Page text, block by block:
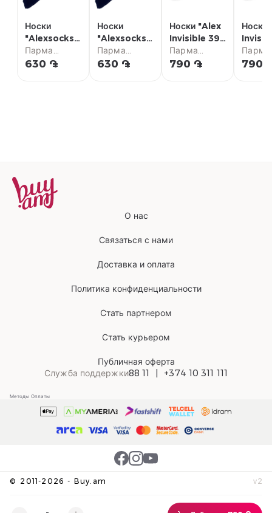
Носки
"Alexsocks
family 39-
40" синие
Парма
супермаркет
630 ֏
Носки
"Alexsocks
family 41-
42" синие
Парма
супермаркет
630 ֏
Носки "Alex
Invisible 39-
42" белые
Парма
супермаркет
790 ֏
Носки
38"
Парма
790
О нас
Связаться с нами
Доставка и оплата
Политика конфиденциальности
Стать партнером
Стать курьером
Публичная оферта
Служба поддержки88 11 +374 10 311 111
© 2011-2026 - Buy.am v2
Методы Оплаты